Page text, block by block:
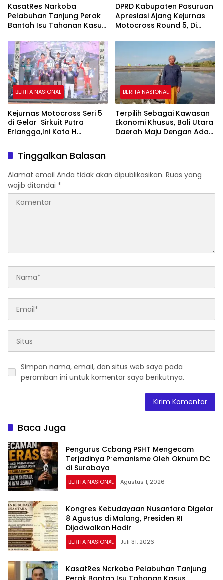
KasatRes Narkoba
Pelabuhan Tanjung Perak
Bantah Isu Tahanan Kasus
DPRD Kabupaten Pasuruan
Apresiasi Ajang Kejurnas
Motocross Round 5, Di
Atlit Berprestasi.
BERITA NASIONAL
Kejurnas Motocross Seri 5
di Gelar Sirkuit Putra
Erlangga,Ini Kata H
BERITA NASIONAL
Terpilih Sebagai Kawasan
Ekonomi Khusus, Bali Utara
Daerah Maju Dengan Adat
Tinggalkan Balasan
Alamat email Anda tidak akan dipublikasikan. Ruas yang
wajib ditandai *
Simpan nama, email, dan situs web saya pada
peramban ini untuk komentar saya berikutnya.
Baca Juga
Pengurus Cabang PSHT Mengecam
Terjadinya Premanisme Oleh Oknum DC
di Surabaya
BERITA NASIONAL Agustus 1, 2026
Kongres Kebudayaan Nusantara Digelar
8 Agustus di Malang, Presiden RI
Dijadwalkan Hadir
BERITA NASIONAL Juli 31, 2026
KasatRes Narkoba Pelabuhan Tanjung
Perak Bantah Isu Tahanan Kasus